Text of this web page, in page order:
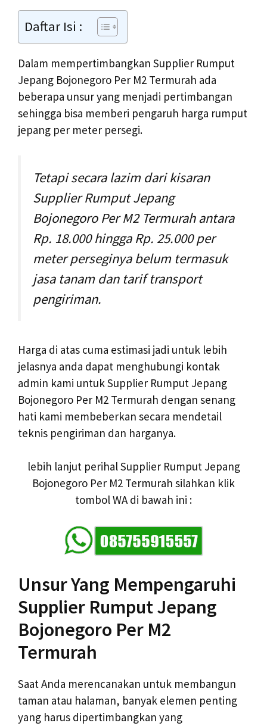
Daftar Isi :
Dalam mempertimbangkan Supplier Rumput
Jepang Bojonegoro Per M2 Termurah ada
beberapa unsur yang menjadi pertimbangan
sehingga bisa memberi pengaruh harga rumput
jepang per meter persegi.
Tetapi secara lazim dari kisaran
Supplier Rumput Jepang
Bojonegoro Per M2 Termurah antara
Rp. 18.000 hingga Rp. 25.000 per
meter perseginya belum termasuk
jasa tanam dan tarif transport
pengiriman.
Harga di atas cuma estimasi jadi untuk lebih
jelasnya anda dapat menghubungi kontak
admin kami untuk Supplier Rumput Jepang
Bojonegoro Per M2 Termurah dengan senang
hati kami membeberkan secara mendetail
teknis pengiriman dan harganya.
lebih lanjut perihal Supplier Rumput Jepang
Bojonegoro Per M2 Termurah silahkan klik
tombol WA di bawah ini :
Unsur Yang Mempengaruhi
Supplier Rumput Jepang
Bojonegoro Per M2
Termurah
Saat Anda merencanakan untuk membangun
taman atau halaman, banyak elemen penting
yang harus dipertimbangkan yang